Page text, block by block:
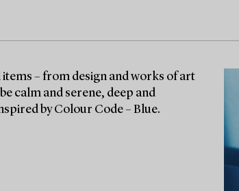
items – from design and works of art
calm and serene, deep and
by Colour Code – Blue.